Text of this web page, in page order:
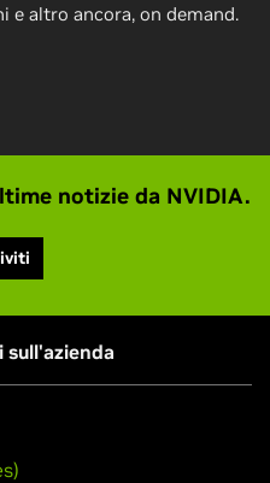
altro ancora, on demand.
notizie da NVIDIA.